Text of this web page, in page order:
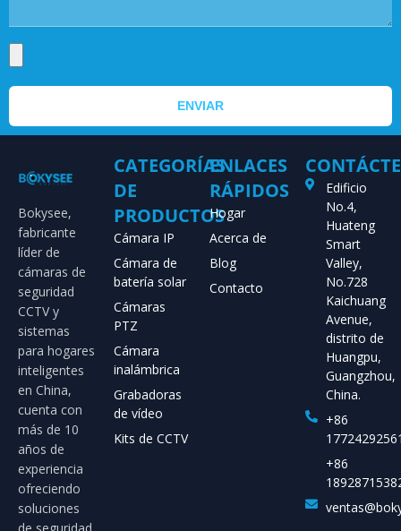
ENVIAR
Bokysee,
fabricante
líder de
cámaras de
seguridad
CCTV y
sistemas
para hogares
inteligentes
en China,
cuenta con
más de 10
años de
experiencia
ofreciendo
soluciones
CATEGORÍAS
DE
PRODUCTOS
Cámara IP
Cámara de
batería solar
Cámaras
PTZ
Cámara
inalámbrica
Grabadoras
de vídeo
Kits de CCTV
ENLACES
RÁPIDOS
Hogar
Acerca de
Blog
Contacto
Edificio
No.4,
Huateng
Smart
Valley,
No.728
Kaichuang
Avenue,
distrito de
Huangpu,
Guangzhou,
China.
+86
+86